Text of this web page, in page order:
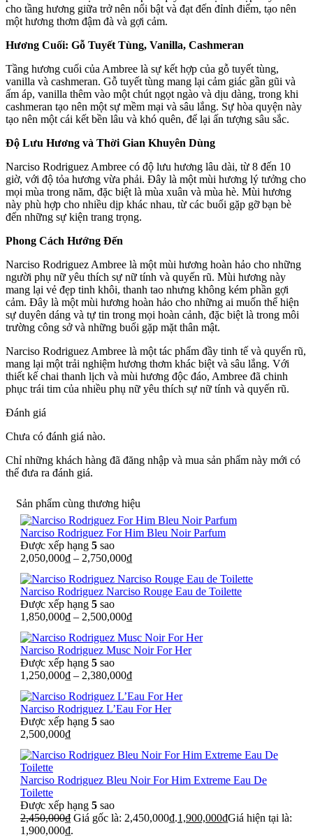
cho tầng hương giữa trở nên nổi bật và đạt đến đỉnh điểm, tạo nên
một hương thơm đậm đà và gợi cảm.
Hương Cuối: Gỗ Tuyết Tùng, Vanilla, Cashmeran
Tầng hương cuối của Ambree là sự kết hợp của gỗ tuyết tùng,
vanilla và cashmeran. Gỗ tuyết tùng mang lại cảm giác gần gũi và
ấm áp, vanilla thêm vào một chút ngọt ngào và dịu dàng, trong khi
cashmeran tạo nên một sự mềm mại và sâu lắng. Sự hòa quyện này
tạo nên một cái kết bền lâu và khó quên, để lại ấn tượng sâu sắc.
Độ Lưu Hương và Thời Gian Khuyên Dùng
Narciso Rodriguez Ambree có độ lưu hương lâu dài, từ 8 đến 10
giờ, với độ tỏa hương vừa phải. Đây là một mùi hương lý tưởng cho
mọi mùa trong năm, đặc biệt là mùa xuân và mùa hè. Mùi hương
này phù hợp cho nhiều dịp khác nhau, từ các buổi gặp gỡ bạn bè
đến những sự kiện trang trọng.
Phong Cách Hướng Đến
Narciso Rodriguez Ambree là một mùi hương hoàn hảo cho những
người phụ nữ yêu thích sự nữ tính và quyến rũ. Mùi hương này
mang lại vẻ đẹp tinh khôi, thanh tao nhưng không kém phần gợi
cảm. Đây là một mùi hương hoàn hảo cho những ai muốn thể hiện
sự duyên dáng và tự tin trong mọi hoàn cảnh, đặc biệt là trong môi
trường công sở và những buổi gặp mặt thân mật.
Narciso Rodriguez Ambree là một tác phẩm đầy tinh tế và quyến rũ,
mang lại một trải nghiệm hương thơm khác biệt và sâu lắng. Với
thiết kế chai thanh lịch và mùi hương độc đáo, Ambree đã chinh
phục trái tim của nhiều phụ nữ yêu thích sự nữ tính và quyến rũ.
Đánh giá
Chưa có đánh giá nào.
Chỉ những khách hàng đã đăng nhập và mua sản phẩm này mới có
thể đưa ra đánh giá.
Sản phẩm cùng thương hiệu
Narciso Rodriguez For Him Bleu Noir Parfum
Được xếp hạng 5 sao
2,050,000₫ – 2,750,000₫
Narciso Rodriguez Narciso Rouge Eau de Toilette
Được xếp hạng 5 sao
1,850,000₫ – 2,500,000₫
Narciso Rodriguez Musc Noir For Her
Được xếp hạng 5 sao
1,250,000₫ – 2,380,000₫
Narciso Rodriguez L’Eau For Her
Được xếp hạng 5 sao
2,500,000₫
Narciso Rodriguez Bleu Noir For Him Extreme Eau De
Toilette
Được xếp hạng 5 sao
2,450,000₫ Giá gốc là: 2,450,000₫.1,900,000₫Giá hiện tại là:
1,900,000₫.